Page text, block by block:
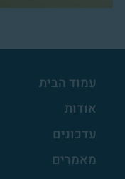
עמוד הבית
אודות
עדכונים
מאמרים